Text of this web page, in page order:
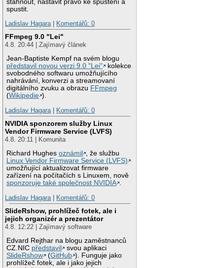
stáhnout, nastavit právo ke spuštění a
spustit.
Ladislav Hagara| Komentářů: 0
FFmpeg 9.0 "Lei"
4.8. 20:44 | Zajímavý článek
Jean-Baptiste Kempf na svém blogu
představil novou verzi 9.0 "Lei"
kolekce
svobodného softwaru umožňujícího
nahrávání, konverzi a streamovaní
digitálního zvuku a obrazu FFmpeg
(Wikipedie ).
Ladislav Hagara| Komentářů: 0
NVIDIA sponzorem služby Linux
Vendor Firmware Service (LVFS)
4.8. 20:11 | Komunita
Richard Hughesoznámil
, že službu
Linux Vendor Firmware Service (LVFS)
umožňující aktualizovat firmware
zařízení na počítačích s Linuxem, nově
sponzoruje také společnost NVIDIA .
Ladislav Hagara| Komentářů: 0
SlideRshow, prohlížeč fotek, ale i
jejich organizér a prezentátor
4.8. 12:22 | Zajímavý software
Edvard Rejthar na blogu zaměstnanců
CZ.NIC představil
svou aplikaci
SlideRshow
(GitHub ). Funguje jako
prohlížeč fotek, ale i jako jejich